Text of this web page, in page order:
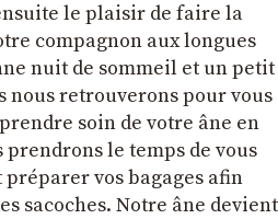
le plaisir de faire la
compagnon aux longues
nuit de sommeil et un petit
nous retrouverons pour vous
soin de votre âne en
le temps de vous
vos bagages afin
sacoches. Notre âne devient